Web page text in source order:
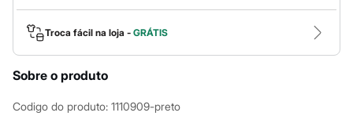
Relógios
Calçados
Botas
Chinelos
Rasteirinhas
Sandálias
Sapatilhas
Troca fácil na loja - GRÁTIS
Sobre o produto
Codigo do produto: 1110909-preto